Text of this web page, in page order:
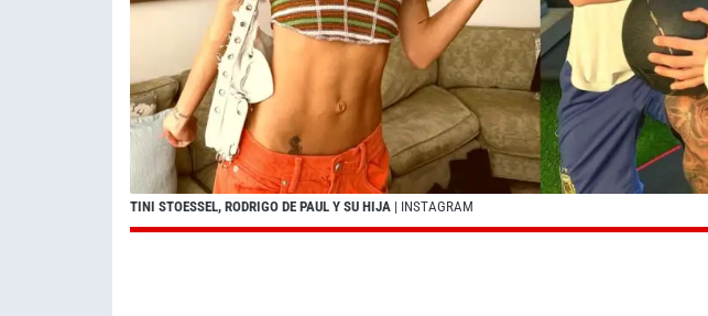
TINI STOESSEL, RODRIGO DE PAUL Y SU HIJA | INSTAGRAM